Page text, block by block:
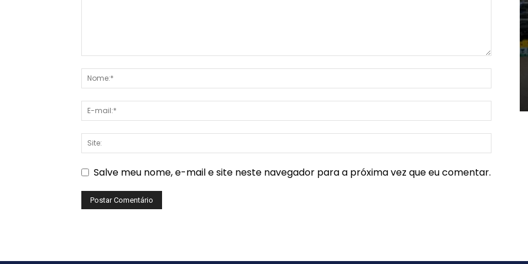
Salve meu nome, e-mail e site neste navegador para a próxima vez que eu comentar.